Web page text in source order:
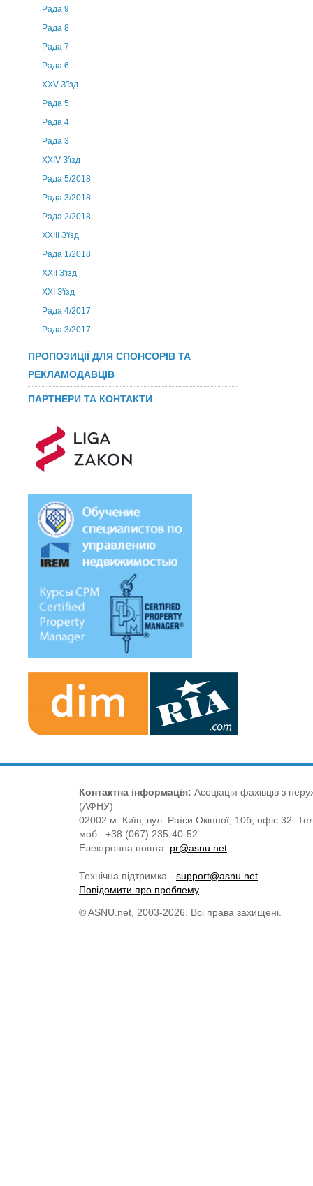
Рада 9
Рада 8
Рада 7
Рада 6
XXV З'їзд
Рада 5
Рада 4
Рада 3
ХХIV З'їзд
Рада 5/2018
Рада 3/2018
Рада 2/2018
XXIII З'їзд
Рада 1/2018
ХХІІ З'їзд
XXI З'їзд
Рада 4/2017
Рада 3/2017
ПРОПОЗИЦІЇ ДЛЯ СПОНСОРІВ ТА
РЕКЛАМОДАВЦІВ
ПАРТНЕРИ ТА КОНТАКТИ
Контактна інформація: Асоціація фахівців з
(АФНУ)
02002 м. Київ, вул. Раїси Окіпної, 10б, офіс 32.
моб.: +38 (067) 235-40-52
Електронна пошта: pr@asnu.net
Технічна підтримка - support@asnu.net
Повідомити про проблему
© ASNU.net, 2003-2026. Всі права захищені.